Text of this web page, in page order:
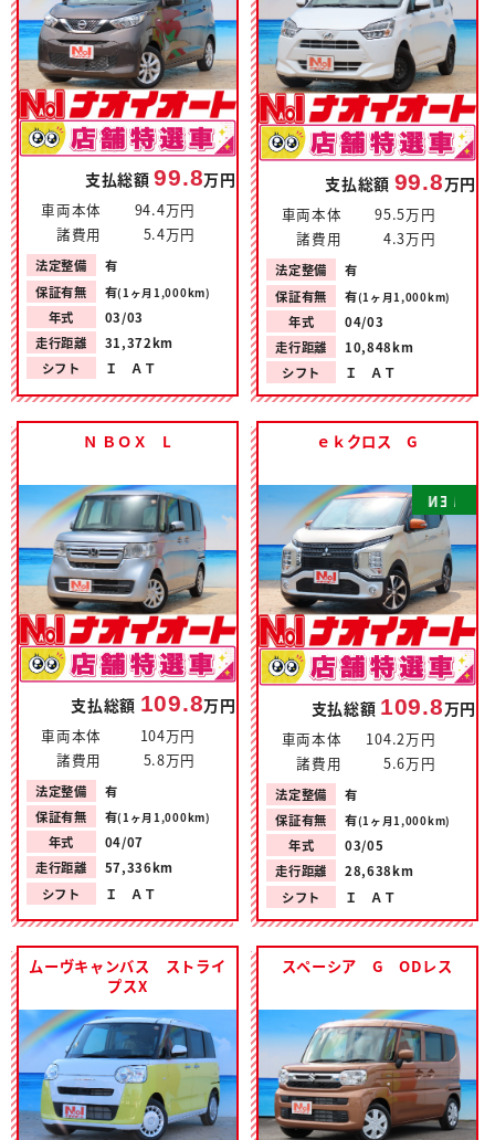
支払総額99.8万円
車両本体
94.4万円
諸費用
5.4万円
法定整備
有
保証有無
有(1ヶ月1,000km)
年式
03/03
走行距離
31,372km
シフト
Ｉ ＡＴ
支払総額 99.8万円
車両本体
95.5万円
諸費用
4.3万円
法定整備
有
保証有無
有(1ヶ月1,000km)
年式
04/03
走行距離
10,848km
シフト
Ｉ ＡＴ
Ｎ ＢＯＸ L
支払総額 109.8万円
車両本体
104万円
諸費用
5.8万円
法定整備
有
保証有無
有(1ヶ月1,000km)
年式
04/07
走行距離
57,336km
シフト
Ｉ ＡＴ
ｅｋクロス G
NE W
支払総額 109.8万円
車両本体
104.2万円
諸費用
5.6万円
法定整備
有
保証有無
有(1ヶ月1,000km)
年式
03/05
走行距離
28,638km
シフト
Ｉ ＡＴ
ムーヴキャンバス ストライ
プスX
スペーシア G ODレス